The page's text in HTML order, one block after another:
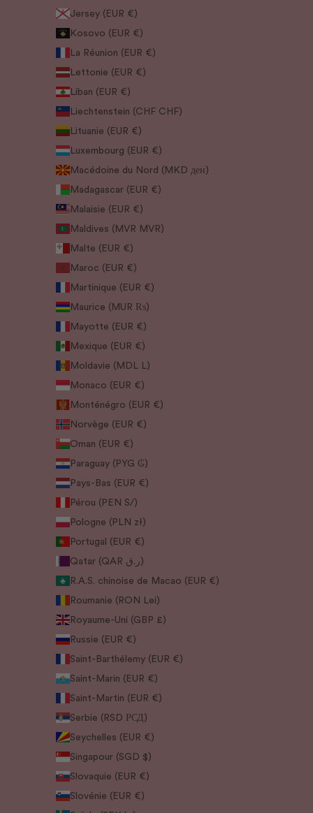
Jersey (EUR €)
Kosovo (EUR €)
La Réunion (EUR €)
Lettonie (EUR €)
Liban (EUR €)
Liechtenstein (CHF CHF)
Lituanie (EUR €)
Luxembourg (EUR €)
Macédoine du Nord (MKD ден)
Madagascar (EUR €)
Malaisie (EUR €)
Maldives (MVR MVR)
Malte (EUR €)
Maroc (EUR €)
Martinique (EUR €)
Maurice (MUR ₨)
Mayotte (EUR €)
Mexique (EUR €)
Moldavie (MDL L)
Monaco (EUR €)
Monténégro (EUR €)
Norvège (EUR €)
Oman (EUR €)
Paraguay (PYG ₲)
Pays-Bas (EUR €)
Pérou (PEN S/)
Pologne (PLN zł)
Portugal (EUR €)
Qatar (QAR ر.ق)
R.A.S. chinoise de Macao (EUR €)
Roumanie (RON Lei)
Royaume-Uni (GBP £)
Russie (EUR €)
Saint-Barthélemy (EUR €)
Saint-Marin (EUR €)
Saint-Martin (EUR €)
Serbie (RSD РСД)
Seychelles (EUR €)
Singapour (SGD $)
Slovaquie (EUR €)
Slovénie (EUR €)